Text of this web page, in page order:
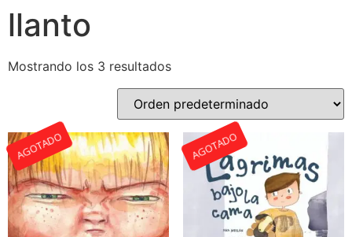
llanto
Mostrando los 3 resultados
AGOTADO AGOTADO